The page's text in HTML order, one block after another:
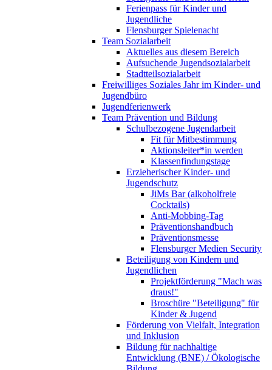
Ferienpass für Kinder und
Jugendliche
Flensburger Spielenacht
Team Sozialarbeit
Aktuelles aus diesem Bereich
Aufsuchende Jugendsozialarbeit
Stadtteilsozialarbeit
Freiwilliges Soziales Jahr im Kinder- und
Jugendbüro
Jugendferienwerk
Team Prävention und Bildung
Schulbezogene Jugendarbeit
Fit für Mitbestimmung
Aktionsleiter*in werden
Klassenfindungstage
Erzieherischer Kinder- und
Jugendschutz
JiMs Bar (alkoholfreie
Cocktails)
Anti-Mobbing-Tag
Präventionshandbuch
Präventionsmesse
Flensburger Medien Security
Beteiligung von Kindern und
Jugendlichen
Projektförderung "Mach was
draus!"
Broschüre "Beteiligung" für
Kinder & Jugend
Förderung von Vielfalt, Integration
und Inklusion
Bildung für nachhaltige
Entwicklung (BNE) / Ökologische